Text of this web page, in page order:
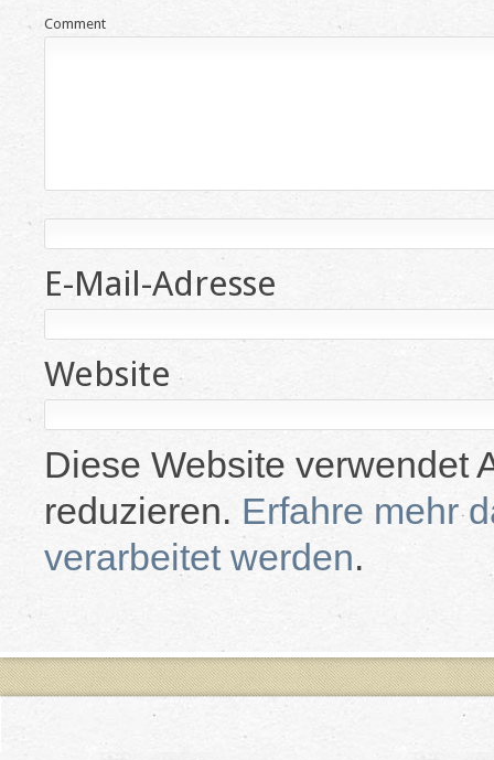
Comment
E-Mail-Adresse
Website
Diese Website verwendet
reduzieren. Erfahre mehr
verarbeitet werden.